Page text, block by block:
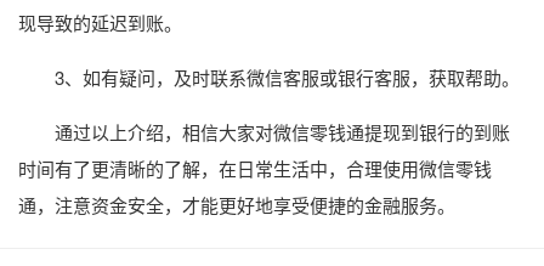
现导致的延迟到账。
3、如有疑问，及时联系微信客服或银行客服，获取帮助。
通过以上介绍，相信大家对微信零钱通提现到银行的到账
时间有了更清晰的了解，在日常生活中，合理使用微信零钱
通，注意资金安全，才能更好地享受便捷的金融服务。